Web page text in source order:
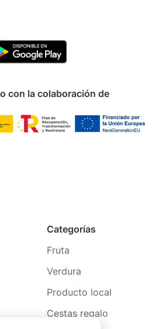
con la colaboración de
Categorías
Fruta
Verdura
Producto local
Cestas regalo